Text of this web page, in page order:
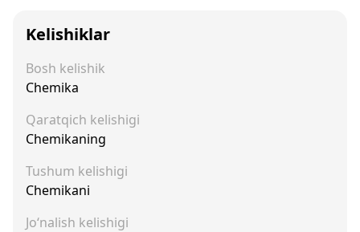
Kelishiklar
Bosh kelishik
Chemika
Qaratqich kelishigi
Chemikaning
Tushum kelishigi
Chemikani
Jo‘nalish kelishigi